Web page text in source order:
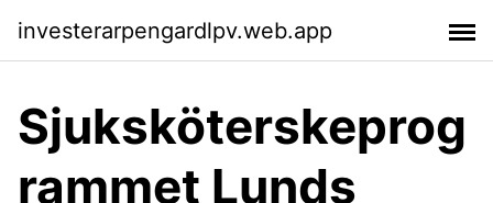
investerarpengardlpv.web.app
Sjuksköterskeprog
rammet Lunds